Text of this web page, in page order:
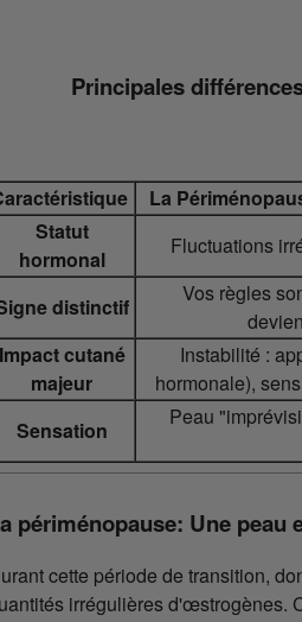
Principales
La
Statut
hormonal
Fluctuations
distinctif
Vos règles
Impact cutané
majeur
Instabilité :
hormonale),
Sensation
Peau
périménopause: Une peau
cette période de transition,
irrégulières d'œstrogènes.